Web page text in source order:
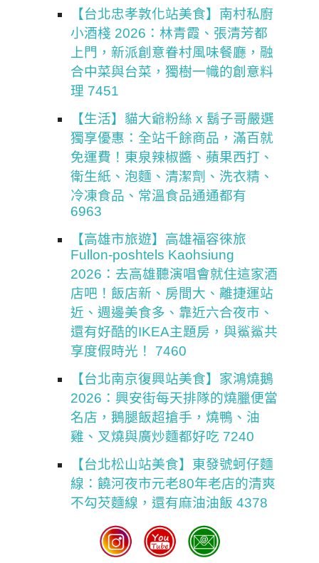
【台北忠孝敦化站美食】南村私廚
小酒棧 2026：林青霞、張清芳都
上門，新派創意眷村風味餐廳，融
合中菜與台菜，獨樹一幟的創意料
理 7451
【生活】貓大爺粉絲 x 鬍子哥嚴選
獨享優惠：全站千餘商品，滿百就
免運費！東泉辣椒醬、蘋果西打、
衛生紙、泡麵、清潔劑、洗衣精、
冷凍食品、常溫食品通通都有
6963
【高雄市旅遊】高雄福容徠旅
Fullon-poshtels Kaohsiung
2026：去高雄聽演唱會就住這家酒
店吧！飯店新、房間大、離捷運站
近、週邊美食多、靠近六合夜市、
還有好酷的IKEA主題房，與鯊鯊共
享度假時光！ 7460
【台北南京復興站美食】家鴻燒鵝
2026：興安街每天排隊的燒臘便當
名店，鵝腿飯超搶手，燒鴨、油
雞、叉燒與廣炒麵都好吃 7240
【台北松山站美食】東發號蚵仔麵
線：饒河夜市元老80年老店的清爽
不勾芡麵線，還有麻油油飯 4378